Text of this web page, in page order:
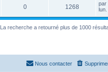
0 1268 par
La recherche a retourné plus de 1000
Nous contacter